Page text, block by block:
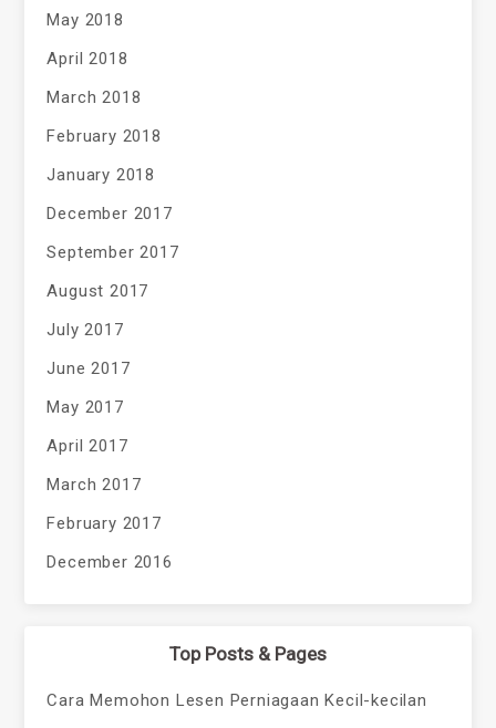
May 2018
April 2018
March 2018
February 2018
January 2018
December 2017
September 2017
August 2017
July 2017
June 2017
May 2017
April 2017
March 2017
February 2017
December 2016
Top Posts & Pages
Cara Memohon Lesen Perniagaan Kecil-kecilan